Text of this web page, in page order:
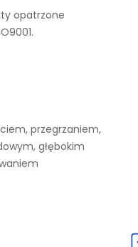
opatrzone
przegrzaniem,
głębokim